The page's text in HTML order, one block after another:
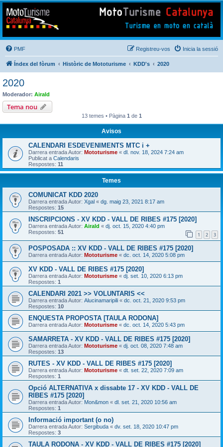
Mototurisme
Turisme en moto en català
PMF Inicia la sessió
Registreu-vos
Índex del fòrum Històric de Mototurisme KDD's 2020
2020
Moderador: Airald
Tema nou
13 temes • Pàgina 1 de 1
Avisos
CALENDARI ESDEVENIMENTS MTC i +
Darrera entrada Autor: Mototurisme « dl. nov. 18, 2024 7:24 am
Publicat a Calendaris
Respostes: 11
Temes
COMUNICAT KDD 2020
Darrera entrada Autor: Xgal « dg. maig 23, 2021 8:17 am
Respostes: 15
INSCRIPCIONS - XV KDD - VALL DE RIBES #175 [2020]
Darrera entrada Autor: Airald « dj. oct. 15, 2020 4:40 pm
Respostes: 51 1 2 3
POSPOSADA :: XV KDD - VALL DE RIBES #175 [2020]
Darrera entrada Autor: Mototurisme « dc. oct. 14, 2020 5:08 pm
XV KDD - VALL DE RIBES #175 [2020]
Darrera entrada Autor: Mototurisme « dj. set. 10, 2020 6:13 pm
Respostes: 1
CALENDARI 2021 >> VOLUNTARIS <<
Darrera entrada Autor: Alucinamaripili « dc. oct. 21, 2020 9:53 pm
Respostes: 10
ENQUESTA PROPOSTA [TAULA RODONA]
Darrera entrada Autor: Mototurisme « dc. oct. 14, 2020 5:43 pm
SAMARRETA - XV KDD - VALL DE RIBES #175 [2020]
Darrera entrada Autor: Mototurisme « dj. oct. 08, 2020 7:48 am
Respostes: 13
RUTES - XV KDD - VALL DE RIBES #175 [2020]
Darrera entrada Autor: Mototurisme « dt. set. 22, 2020 7:09 am
Respostes: 1
Opció ALTERNATIVA x dissabte 17 - XV KDD - VALL DE
RIBES #175 [2020]
Darrera entrada Autor: Mon&mon « dl. set. 21, 2020 10:56 am
Respostes: 1
Informació important (o no)
Darrera entrada Autor: Sergibuda « dv. set. 18, 2020 10:47 pm
Respostes: 3
TAULA RODONA - XV KDD - VALL DE RIBES #175 [2020]